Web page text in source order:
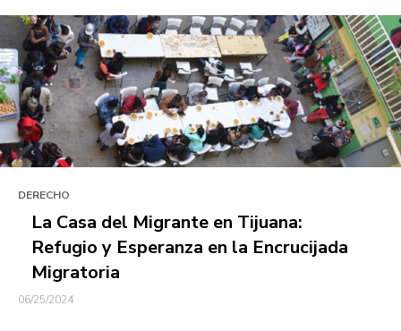
DERECHO
La Casa del Migrante en Tijuana:
Refugio y Esperanza en la Encrucijada
Migratoria
06/25/2024